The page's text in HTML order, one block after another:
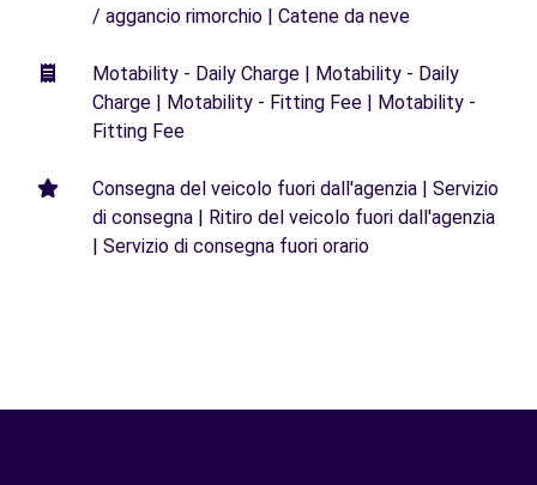
/ aggancio rimorchio | Catene da neve
Motability - Daily Charge | Motability - Daily
Charge | Motability - Fitting Fee | Motability -
Fitting Fee
Consegna del veicolo fuori dall'agenzia | Servizio
di consegna | Ritiro del veicolo fuori dall'agenzia
| Servizio di consegna fuori orario